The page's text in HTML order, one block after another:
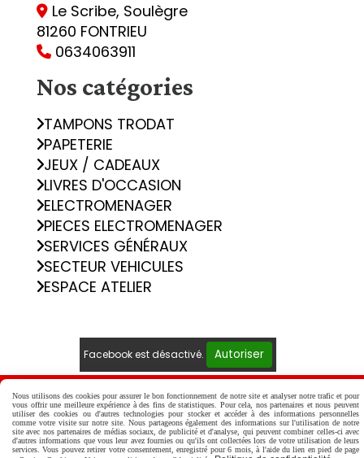
 Le Scribe, Soulègre
81260 FONTRIEU
 0634063911
Nos catégories
TAMPONS TRODAT
PAPETERIE
JEUX / CADEAUX
LIVRES D'OCCASION
ELECTROMENAGER
PIECES ELECTROMENAGER
SERVICES GÉNÉRAUX
SECTEUR VEHICULES
ESPACE ATELIER
Facebook est désactivé. Autoriser
Mentions Légales
Conditions générales de vente
Politique de confidentialité
Gestion cookies
Mon Compte
Créer un site internet
Nous utilisons des cookies pour assurer le bon fonctionnement de notre site et analyser notre trafic et pour
vous offrir une meilleure expérience à des fins de statistiques. Pour cela, nos partenaires et nous peuvent
utiliser des cookies ou d'autres technologies pour stocker et accéder à des informations personnelles
comme votre visite sur notre site. Nous partageons également des informations sur l'utilisation de notre
site avec nos partenaires de médias sociaux, de publicité et d'analyse, qui peuvent combiner celles-ci avec
d'autres informations que vous leur avez fournies ou qu'ils ont collectées lors de votre utilisation de leurs
services. Vous pouvez retirer votre consentement, enregistré pour 6 mois, à l'aide du lien en pied de page